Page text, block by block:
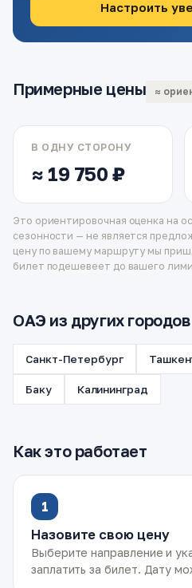
Настроить
Примерные цены ≈
В ОДНУ СТОРОНУ
≈ 19 750 ₽
Это ориентировочная оценка на
сезонности — не является
цену по вашему маршруту мы
билет подешевеет до вашего
ОАЭ из других городов
Санкт-Петербург
Баку Калининград
Как это работает
1
Назовите свою цену
Выберите направление и
заплатить за билет. Дату